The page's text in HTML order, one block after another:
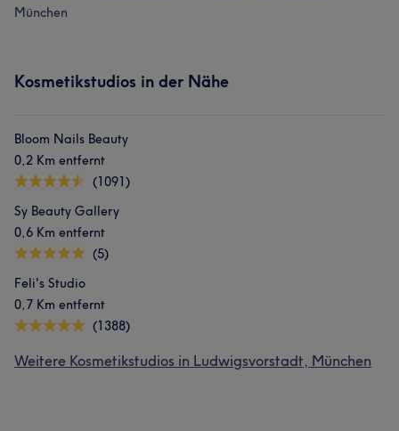
München
Kosmetikstudios in der Nähe
Bloom Nails Beauty
0,2 Km entfernt
(1091)
Sy Beauty Gallery
0,6 Km entfernt
(5)
Feli's Studio
0,7 Km entfernt
(1388)
Weitere Kosmetikstudios in Ludwigsvorstadt, München